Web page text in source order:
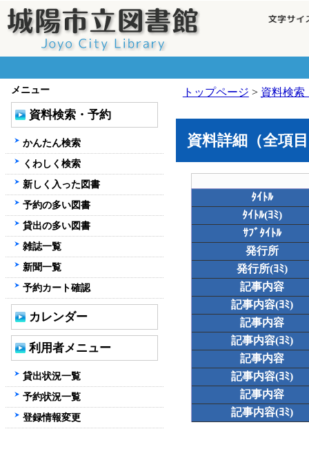
トップページ > 資料検索
資料詳細（全項
ﾀｲﾄﾙ
ﾀｲﾄﾙ(ﾖﾐ)
ｻﾌﾞﾀｲﾄﾙ
発行所
発行所(ﾖﾐ)
記事内容
記事内容(ﾖﾐ)
記事内容
記事内容(ﾖﾐ)
記事内容
記事内容(ﾖﾐ)
記事内容
記事内容(ﾖﾐ)
メニュー
資料検索・予約
かんたん検索
くわしく検索
新しく入った図書
予約の多い図書
貸出の多い図書
雑誌一覧
新聞一覧
予約カート確認
カレンダー
利用者メニュー
貸出状況一覧
予約状況一覧
登録情報変更